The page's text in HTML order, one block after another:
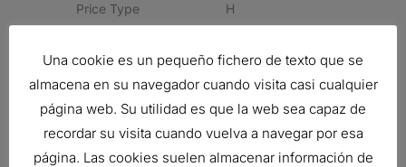
Price Type H
Related products
FILTRO DE AIRE, PRIMARIO
Una cookie es un pequeño fichero de texto que se
almacena en su navegador cuando visita casi cualquier
página web. Su utilidad es que la web sea capaz de
recordar su visita cuando vuelva a navegar por esa
página. Las cookies suelen almacenar información de